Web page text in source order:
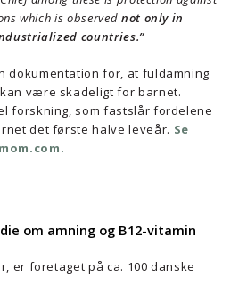
which is observed not only in
countries.”
dokumentation for, at fuldamning
være skadeligt for barnet.
forskning, som fastslår fordelene
det første halve leveår. Se
om amning og B12-vitamin
er foretaget på ca. 100 danske